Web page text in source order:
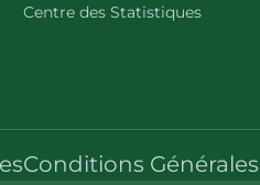
Centre des Statistiques
Conditions Générales